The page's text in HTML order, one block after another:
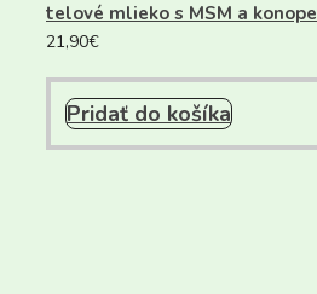
telové mlieko s MSM a konope
21,90€
Pridať do košíka